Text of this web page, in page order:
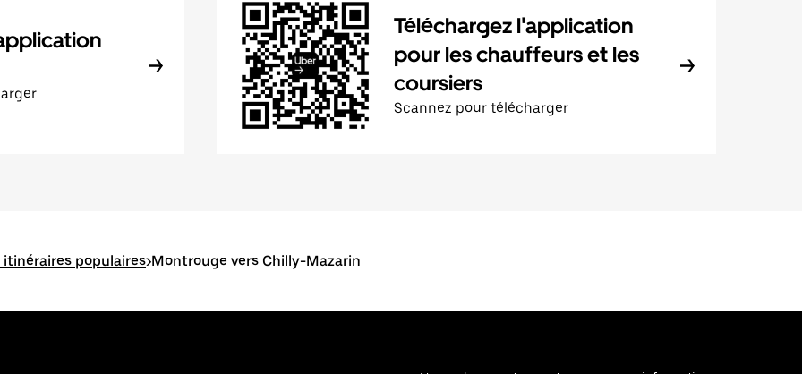
Téléchargez l'application
pour les chauffeurs et les
coursiers
Scannez pour télécharger
populaires>Montrouge vers Chilly-Mazarin